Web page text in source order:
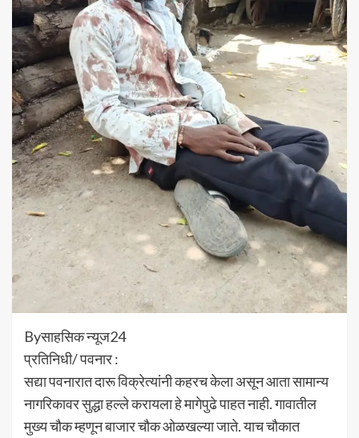
Byसाहसिक न्यूज24
प्रतिनिधी/ पवनार :
सद्या पवनारात दारू विक्रेत्यांनी कहरच केला असून आता सामान्य
नागरिकावर सुद्धा हल्ले करायला हे मागेपुढे पाहत नाही. गावातील
मुख्य चौक म्हणून बाजार चौक ओळखल्या जाते. याच चौकात